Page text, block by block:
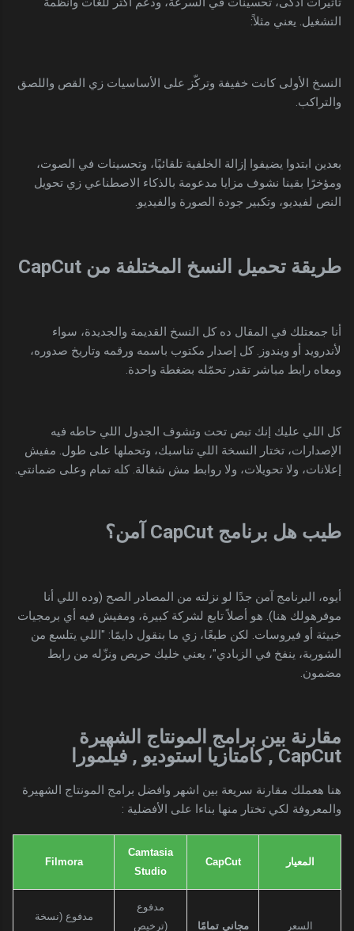
التشغيل. يعني مثلاً:
النسخ الأولى كانت خفيفة وتركّز على الأساسيات زي القص واللصق
والتراكب.
بعدين ابتدوا يضيفوا إزالة الخلفية تلقائيًا، وتحسينات في الصوت،
ومؤخرًا بقينا نشوف مزايا مدعومة بالذكاء الاصطناعي زي تحويل
النص لفيديو، وتكبير جودة الصورة والفيديو.
طريقة تحميل النسخ المختلفة من CapCut
أنا جمعتلك في المقال ده كل النسخ القديمة والجديدة، سواء
لأندرويد أو ويندوز. كل إصدار مكتوب باسمه ورقمه وتاريخ صدوره،
ومعاه رابط مباشر تقدر تحمّله بضغطة واحدة.
كل اللي عليك إنك تبص تحت وتشوف الجدول اللي حاطه فيه
الإصدارات، تختار النسخة اللي تناسبك، وتحملها على طول. مفيش
إعلانات، ولا تحويلات، ولا روابط مش شغالة. كله تمام وعلى ضمانتي.
طيب هل برنامج CapCut آمن؟
أيوه، البرنامج آمن جدًا لو نزلته من المصادر الصح (وده اللي أنا
موفرهولك هنا). هو أصلاً تابع لشركة كبيرة، ومفيش فيه أي برمجيات
خبيثة أو فيروسات. لكن طبعًا، زي ما بنقول دايمًا: "اللي يتلسع من
الشوربة، ينفخ في الزبادي"، يعني خليك حريص ونزّله من رابط
مضمون.
مقارنة بين برامج المونتاج الشهيرة
CapCut , كامتازيا استوديو , فيلمورا
هنا هعملك مقارنة سريعة بين اشهر وافضل برامج المونتاج الشهيرة
والمعروفة لكي تختار منها بناءا على الأفضلية :
المعيار CapCut
Camtasia
Studio
Filmora
السعر مجاني تمامًا
مدفوع
(ترخيص
مدفوع (نسخة